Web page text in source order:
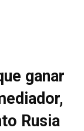
ganar
Rusia